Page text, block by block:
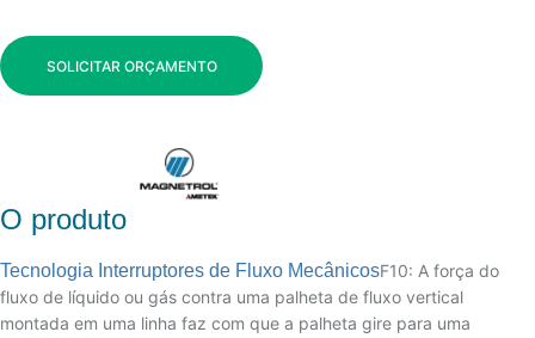
SOLICITAR ORÇAMENTO
O produto
Tecnologia Interruptores de Fluxo MecânicosF10: A força do
fluxo de líquido ou gás contra uma palheta de fluxo vertical
montada em uma linha faz com que a palheta gire para uma